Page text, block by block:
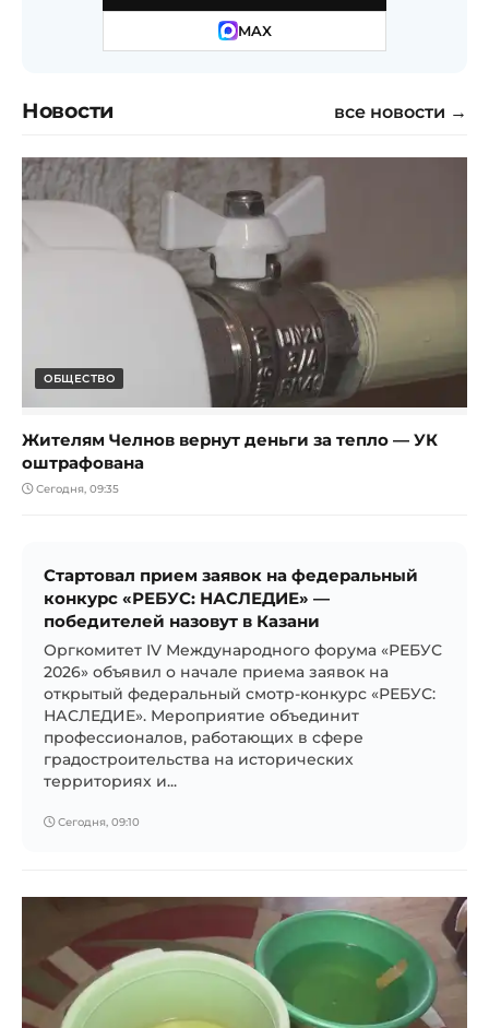
MAX
Новости все новости →
ОБЩЕСТВО
Жителям Челнов вернут деньги за тепло — УК
оштрафована
Сегодня, 09:35
Стартовал прием заявок на федеральный
конкурс «РЕБУС: НАСЛЕДИЕ» —
победителей назовут в Казани
Оргкомитет IV Международного форума «РЕБУС
2026» объявил о начале приема заявок на
открытый федеральный смотр-конкурс «РЕБУС:
НАСЛЕДИЕ». Мероприятие объединит
профессионалов, работающих в сфере
градостроительства на исторических
территориях и...
Сегодня, 09:10